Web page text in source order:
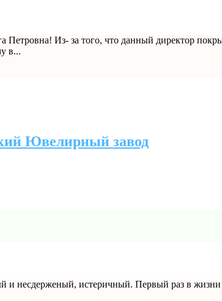
Из- за того, что данный директор
в...
Ювелирный завод
несдерженый, истеричный. Первый раз в